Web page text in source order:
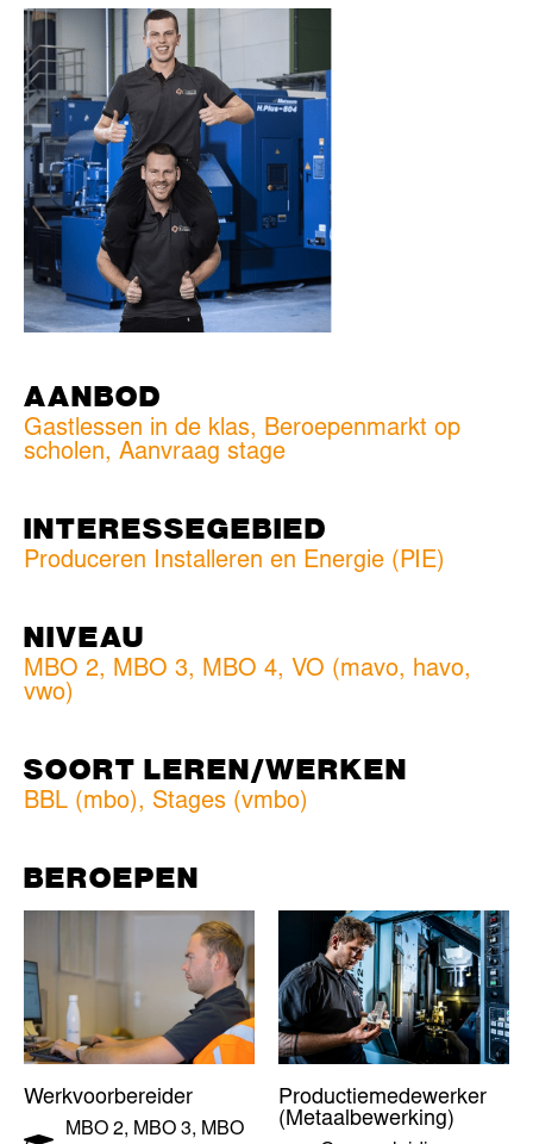
AANBOD
Gastlessen in de klas, Beroepenmarkt op
scholen, Aanvraag stage
INTERESSEGEBIED
Produceren Installeren en Energie (PIE)
NIVEAU
MBO 2, MBO 3, MBO 4, VO (mavo, havo,
vwo)
SOORT LEREN/WERKEN
BBL (mbo), Stages (vmbo)
BEROEPEN
Werkvoorbereider
MBO 2, MBO 3, MBO
Productiemedewerker
(Metaalbewerking)